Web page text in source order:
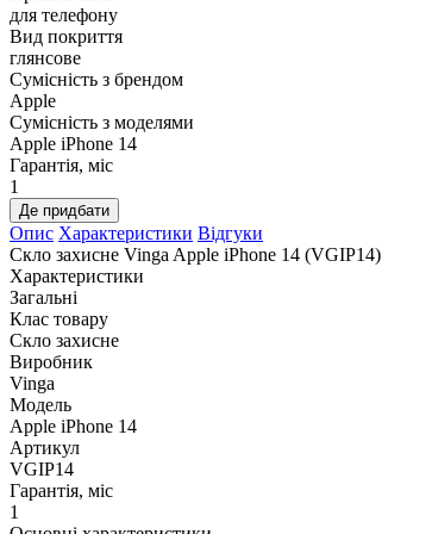
для телефону
Вид покриття
глянсове
Сумісність з брендом
Apple
Сумісність з моделями
Apple iPhone 14
Гарантія, міс
1
Де придбати
Опис Характеристики Відгуки
Скло захисне Vinga Apple iPhone 14 (VGIP14)
Характеристики
Загальні
Клас товару
Скло захисне
Виробник
Vinga
Модель
Apple iPhone 14
Артикул
VGIP14
Гарантія, міс
1